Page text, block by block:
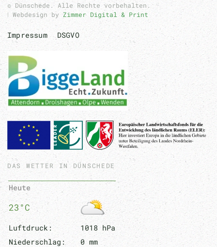
© Dünschede. Alle Rechte vorbehalten.
ǀ Webdesign by Zimmer Digital & Print
Impressum DSGVO
DAS WETTER IN DÜNSCHEDE
Heute
23°C
Luftdruck:
1018 hPa
Niederschlag:
0 mm